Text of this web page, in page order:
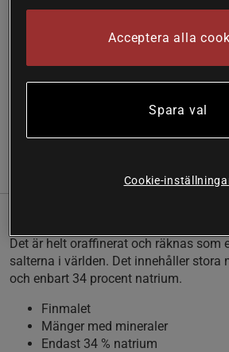
SKU #A40452| EAN728060120079
Celtic sea salt är ett finmalet havssalt
Recensioner (39)
Det är helt oraffinerat och räknas som
salterna i världen. Det innehåller stora
och enbart 34 procent natrium.
Finmalet
Mänger med mineraler
Endast 34 % natrium
Acceptera alla
Spara val
Cookie-